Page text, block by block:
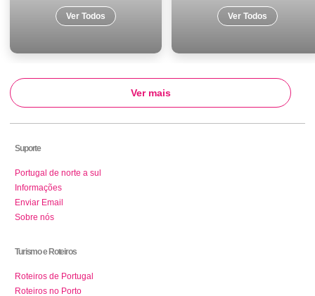
Ver Todos Ver Todos
Ver mais
Suporte
Portugal de norte a sul
Informações
Enviar Email
Sobre nós
Turismo e Roteiros
Roteiros de Portugal
Roteiros no Porto